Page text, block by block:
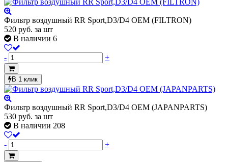
Фильтр воздушный RR Sport,D3/D4 OEM (FILTRON)
520 руб. за шт
В наличии 6
- +
В 1 клик
Фильтр воздушный RR Sport,D3/D4 OEM (JAPANPARTS)
530 руб. за шт
В наличии 208
- +